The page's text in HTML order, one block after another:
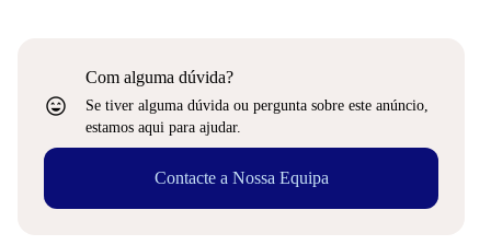
sentiment_very_satisfied
Com alguma dúvida?
Se tiver alguma dúvida ou pergunta sobre este anúncio,
estamos aqui para ajudar.
Contacte a Nossa Equipa